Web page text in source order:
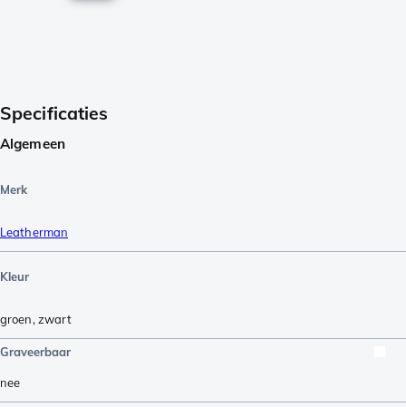
Specificaties
Algemeen
Merk
Leatherman
Kleur
groen,zwart
Graveerbaar
nee